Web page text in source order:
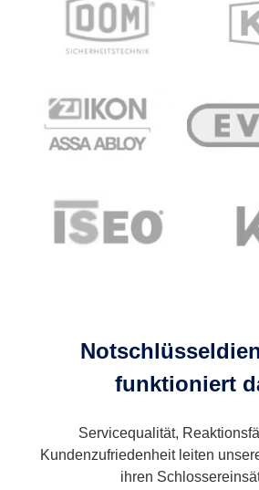
funktioniert
Servicequalität,
Kundenzufriedenheit leiten
ihren